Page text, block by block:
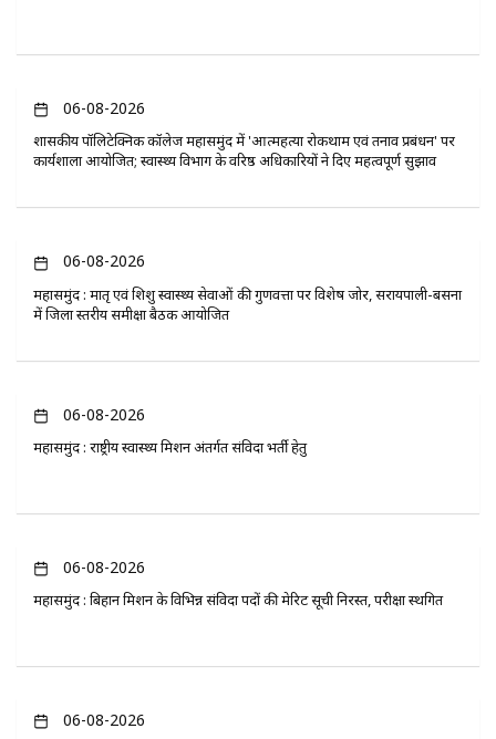
06-08-2026
​शासकीय पॉलिटेक्निक कॉलेज महासमुंद में 'आत्महत्या रोकथाम एवं तनाव प्रबंधन' पर
कार्यशाला आयोजित; स्वास्थ्य विभाग के वरिष्ठ अधिकारियों ने दिए महत्वपूर्ण सुझाव
06-08-2026
महासमुंद : मातृ एवं शिशु स्वास्थ्य सेवाओं की गुणवत्ता पर विशेष जोर, सरायपाली-बसना
में जिला स्तरीय समीक्षा बैठक आयोजित
06-08-2026
महासमुंद : राष्ट्रीय स्वास्थ्य मिशन अंतर्गत संविदा भर्ती हेतु
06-08-2026
महासमुंद : बिहान मिशन के विभिन्न संविदा पदों की मेरिट सूची निरस्त, परीक्षा स्थगित
06-08-2026